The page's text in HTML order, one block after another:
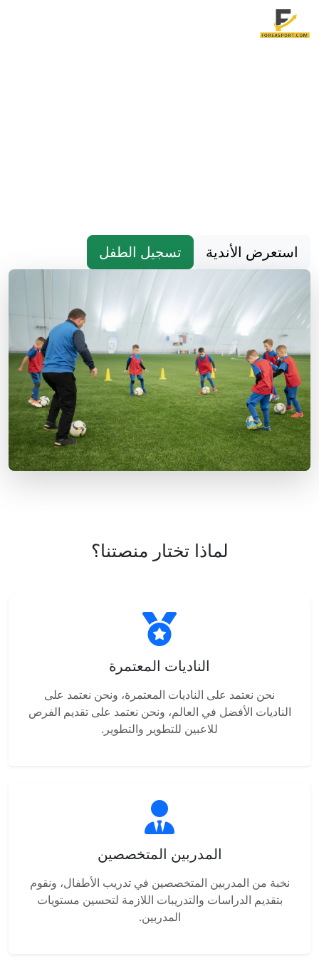
فرصة سبورت - محطتك نحو
استعرض الأندية تسجيل الطفل
لماذا تختار منصتنا؟
الناديات المعتمرة
نحن نعتمد على الناديات المعتمرة، ونحن نعتمد على
الناديات الأفضل في العالم، ونحن نعتمد على تقديم الفرص
للاعبين للتطوير والتطوير.
المدربين المتخصصين
نخبة من المدربين المتخصصين في تدريب الأطفال، ونقوم
بتقديم الدراسات والتدريبات اللازمة لتحسين مستويات
المدربين.